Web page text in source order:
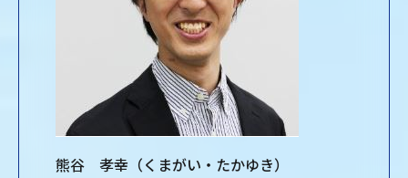
熊谷 孝幸（くまがい・たかゆき）